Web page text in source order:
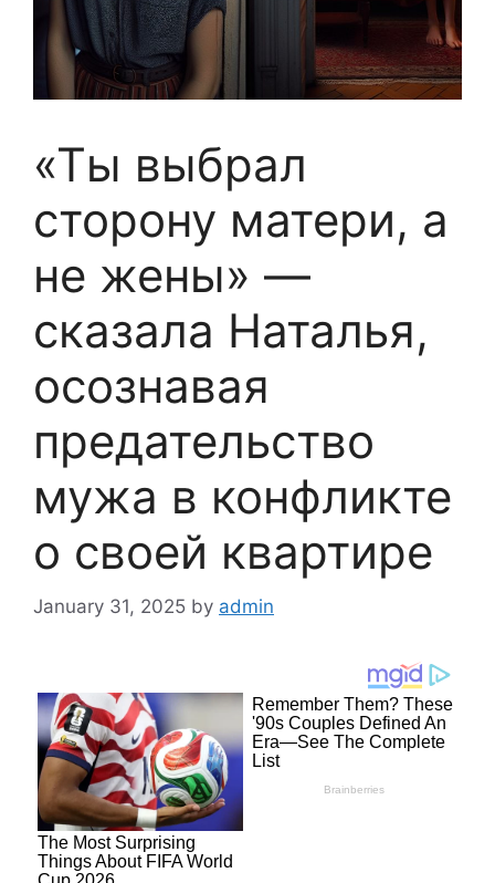
«Ты выбрал
сторону матери, а
не жены» —
сказала Наталья,
осознавая
предательство
мужа в конфликте
о своей квартире
January 31, 2025 by admin